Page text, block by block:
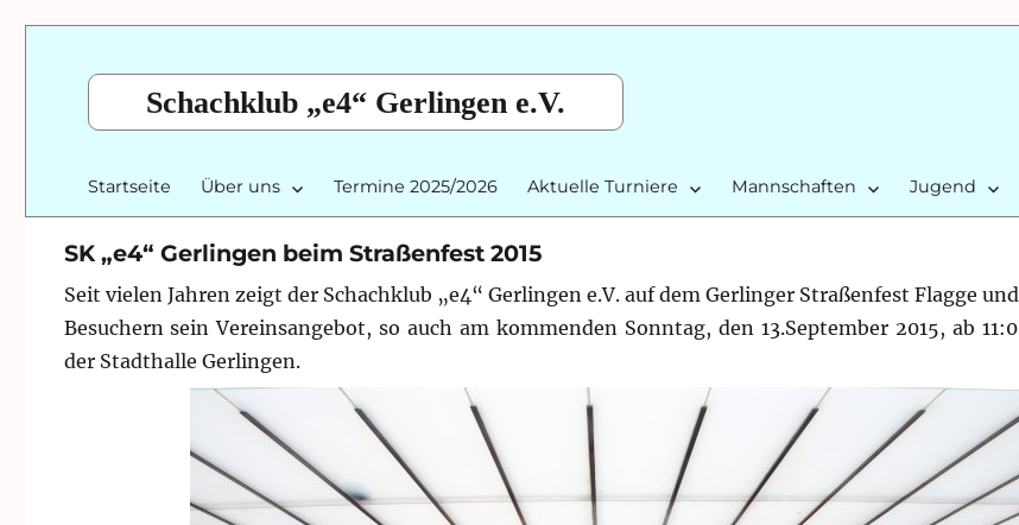
Schachklub „e4“ Gerlingen e.V.
Startseite Über uns Termine 2025/2026 Aktuelle Turniere Mannschaften Jugend
SK „e4“ Gerlingen beim Straßenfest 2015
Seit vielen Jahren zeigt der Schachklub „e4“ Gerlingen e.V. auf dem Gerlinger Straßenfest Flagge
Besuchern sein Vereinsangebot, so auch am kommenden Sonntag, den 13.September 2015, ab
der Stadthalle Gerlingen.